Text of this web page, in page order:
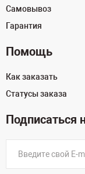
Самовывоз
Гарантия
Помощь
Как заказать
Статусы заказа
Подписаться